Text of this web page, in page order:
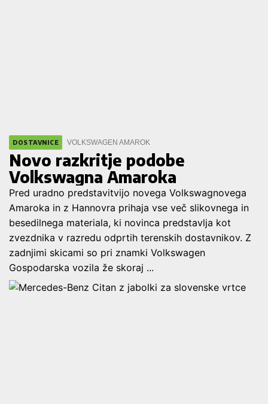
DOSTAVNICE VOLKSWAGEN AMAROK
Novo razkritje podobe
Volkswagna Amaroka
Pred uradno predstavitvijo novega Volkswagnovega
Amaroka in z Hannovra prihaja vse več slikovnega in
besedilnega materiala, ki novinca predstavlja kot
zvezdnika v razredu odprtih terenskih dostavnikov. Z
zadnjimi skicami so pri znamki Volkswagen
Gospodarska vozila že skoraj ...